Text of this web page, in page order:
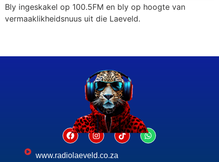
Bly ingeskakel op 100.5FM en bly op hoogte van
vermaaklikheidsnuus uit die Laeveld.
www.radiolaeveld.co.za